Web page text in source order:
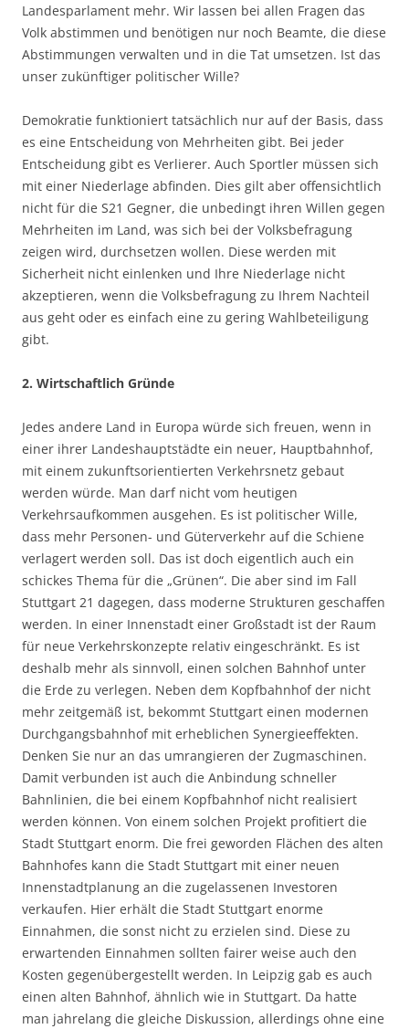
Landesparlament mehr. Wir lassen bei allen Fragen das
Volk abstimmen und benötigen nur noch Beamte, die diese
Abstimmungen verwalten und in die Tat umsetzen. Ist das
unser zukünftiger politischer Wille?
Demokratie funktioniert tatsächlich nur auf der Basis, dass
es eine Entscheidung von Mehrheiten gibt. Bei jeder
Entscheidung gibt es Verlierer. Auch Sportler müssen sich
mit einer Niederlage abfinden. Dies gilt aber offensichtlich
nicht für die S21 Gegner, die unbedingt ihren Willen gegen
Mehrheiten im Land, was sich bei der Volksbefragung
zeigen wird, durchsetzen wollen. Diese werden mit
Sicherheit nicht einlenken und Ihre Niederlage nicht
akzeptieren, wenn die Volksbefragung zu Ihrem Nachteil
aus geht oder es einfach eine zu gering Wahlbeteiligung
gibt.
2. Wirtschaftlich Gründe
Jedes andere Land in Europa würde sich freuen, wenn in
einer ihrer Landeshauptstädte ein neuer, Hauptbahnhof,
mit einem zukunftsorientierten Verkehrsnetz gebaut
werden würde. Man darf nicht vom heutigen
Verkehrsaufkommen ausgehen. Es ist politischer Wille,
dass mehr Personen- und Güterverkehr auf die Schiene
verlagert werden soll. Das ist doch eigentlich auch ein
schickes Thema für die „Grünen“. Die aber sind im Fall
Stuttgart 21 dagegen, dass moderne Strukturen geschaffen
werden. In einer Innenstadt einer Großstadt ist der Raum
für neue Verkehrskonzepte relativ eingeschränkt. Es ist
deshalb mehr als sinnvoll, einen solchen Bahnhof unter
die Erde zu verlegen. Neben dem Kopfbahnhof der nicht
mehr zeitgemäß ist, bekommt Stuttgart einen modernen
Durchgangsbahnhof mit erheblichen Synergieeffekten.
Denken Sie nur an das umrangieren der Zugmaschinen.
Damit verbunden ist auch die Anbindung schneller
Bahnlinien, die bei einem Kopfbahnhof nicht realisiert
werden können. Von einem solchen Projekt profitiert die
Stadt Stuttgart enorm. Die frei geworden Flächen des alten
Bahnhofes kann die Stadt Stuttgart mit einer neuen
Innenstadtplanung an die zugelassenen Investoren
verkaufen. Hier erhält die Stadt Stuttgart enorme
Einnahmen, die sonst nicht zu erzielen sind. Diese zu
erwartenden Einnahmen sollten fairer weise auch den
Kosten gegenübergestellt werden. In Leipzig gab es auch
einen alten Bahnhof, ähnlich wie in Stuttgart. Da hatte
man jahrelang die gleiche Diskussion, allerdings ohne eine